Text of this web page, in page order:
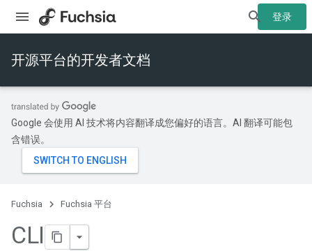
登录
开源平台的开发者文档
Google 会使用 AI 技术将内容翻译成您偏好的语言。AI 翻译可能包
含错误。
Fuchsia Fuchsia 平台
CLI